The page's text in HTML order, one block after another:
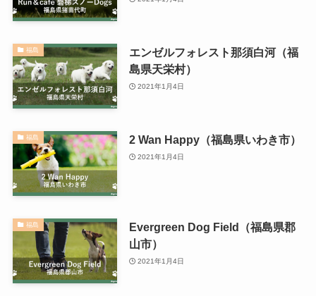
福島
エンゼルフォレスト那須白河（福
島県天栄村）
2021年1月4日
福島 2 Wan Happy（福島県いわき市）
2021年1月4日
福島
Evergreen Dog Field（福島県郡
山市）
2021年1月4日